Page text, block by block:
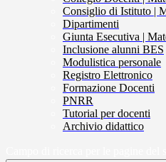
Consiglio di Istituto |
Dipartimenti
Giunta Esecutiva |
Inclusione alunni BES
Modulistica personale
Registro Elettronico
Formazione Docenti
PNRR
Tutorial per docenti
Archivio didattico